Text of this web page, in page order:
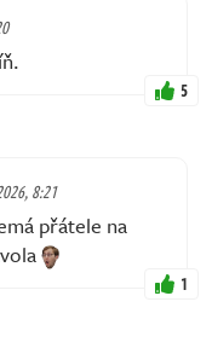
5
8:21
přátele na
1